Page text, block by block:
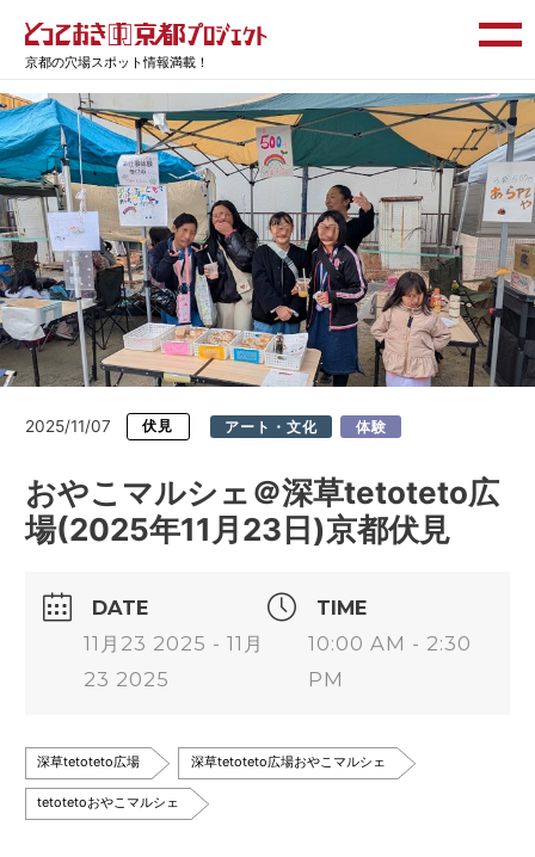
京都の穴場スポット情報満載！
2025/11/07 伏見 アート・文化 体験
おやこマルシェ＠深草tetoteto広
場(2025年11月23日)京都伏見
DATE
11月23 2025 - 11月
23 2025
TIME
10:00 AM - 2:30
PM
深草tetoteto広場 深草tetoteto広場おやこマルシェ
tetotetoおやこマルシェ